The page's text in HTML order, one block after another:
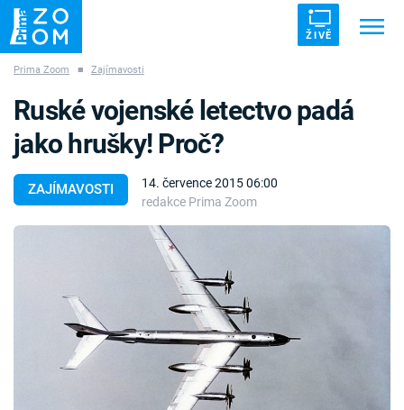
ŽIVĚ
ZÁHADY VETŘELCI DÁVNOVĚKU
Pořady
Prima Zoom ■ Zajímavosti
ZAJÍMAVOSTI
14. července 2015 06:00
redakce Prima Zoom
Ruské vojenské letectvo padá
jako hrušky! Proč?